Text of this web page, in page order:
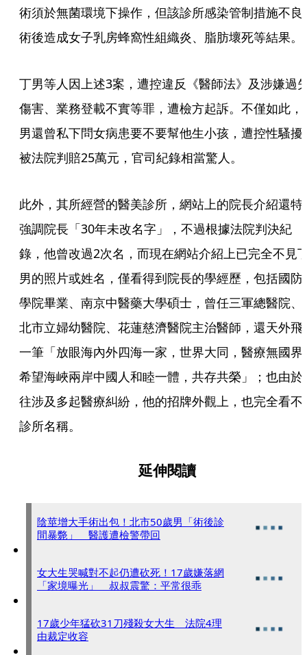
術須於無菌環境下操作，但該診所感染管制措施不良
術後造成女子乳房蜂窩性組織炎、脂肪壞死等結果。
丁男等人因上述3案，遭控違反《醫師法》及涉嫌過
傷害、業務登載不實等罪，遭檢方起訴。不僅如此，
男還曾私下問女病患要不要幫他生小孩，遭控性騷擾
被法院判賠25萬元，官司紀錄相當驚人。
此外，其所經營的醫美診所，網站上的院長介紹還特
強調院長「30年未改名字」，不過根據法院判決紀
錄，他曾改過2次名，而現在網站介紹上已完全不見
男的照片或姓名，僅看得到院長的學經歷，包括國防
學院畢業、南京中醫藥大學碩士，曾任三軍總醫院、
北市立婦幼醫院、花蓮慈濟醫院主治醫師，還天外飛
一筆「放眼海內外四海一家，世界大同，醫療無國界
希望海峽兩岸中國人和睦一體，共存共榮」；也由於
往涉及多起醫療糾紛，他的招牌外觀上，也完全看不
診所名稱。
延伸閱讀
陰莖增大手術出包！北市50歲男「術後診
間暴斃」 醫護遭檢警帶回
女大生哭喊對不起仍遭砍死！17歲嫌落網
「家境曝光」 叔叔震驚：平常很乖
17歲少年猛砍31刀殘殺女大生 法院4理
由裁定收容